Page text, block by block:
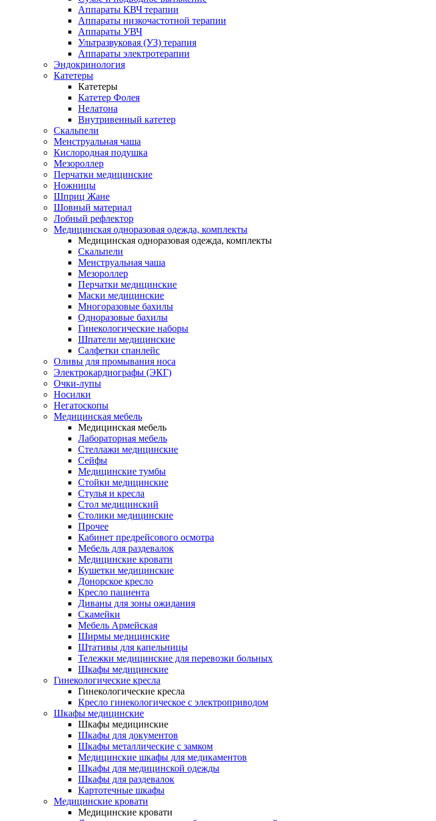
Аппараты КВЧ терапии
Аппараты низкочастотной терапии
Аппараты УВЧ
Ультразвуковая (УЗ) терапия
Аппараты электротерапии
Эндокринология
Катетеры
Катетеры
Катетер Фолея
Нелатона
Внутривенный катетер
Скальпели
Менструальная чаша
Кислородная подушка
Мезороллер
Перчатки медицинские
Ножницы
Шприц Жане
Шовный материал
Лобный рефлектор
Медицинская одноразовая одежда, комплекты
Медицинская одноразовая одежда, комплекты
Скальпели
Менструальная чаша
Мезороллер
Перчатки медицинские
Маски медицинские
Многоразовые бахилы
Одноразовые бахилы
Гинекологические наборы
Шпатели медицинские
Салфетки спанлейс
Оливы для промывания носа
Электрокардиографы (ЭКГ)
Очки-лупы
Носилки
Негатоскопы
Медицинская мебель
Медицинская мебель
Лабораторная мебель
Стеллажи медицинские
Сейфы
Медицинские тумбы
Стойки медицинские
Cтулья и кресла
Стол медицинский
Столики медицинские
Прочее
Кабинет предрейсового осмотра
Мебель для раздевалок
Медицинские кровати
Кушетки медицинские
Донорское кресло
Кресло пациента
Диваны для зоны ожидания
Скамейки
Мебель Армейская
Ширмы медицинские
Штативы для капельницы
Тележки медицинские для перевозки больных
Шкафы медицинские
Гинекологические кресла
Гинекологические кресла
Кресло гинекологическое с электроприводом
Шкафы медицинские
Шкафы медицинские
Шкафы для документов
Шкафы металлические с замком
Медицинские шкафы для медикаментов
Шкафы для медицинской одежды
Шкафы для раздевалок
Картотечные шкафы
Медицинские кровати
Медицинские кровати